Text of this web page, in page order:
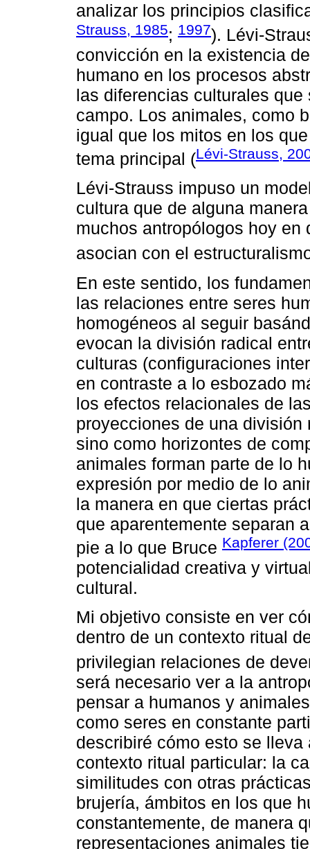
analizar los principios
Strauss, 1985; 1997). Lévi-
convicción en la existencia
humano en los procesos
las diferencias culturales
campo. Los animales, como
igual que los mitos en los
tema principal (Lévi-Strauss,
Lévi-Strauss impuso un
cultura que de alguna
muchos antropólogos hoy
asocian con el
En este sentido, los
las relaciones entre seres
homogéneos al seguir
evocan la división radical
culturas (configuraciones
en contraste a lo esbozado
los efectos relacionales de
proyecciones de una
sino como horizontes de
animales forman parte de lo
expresión por medio de lo
la manera en que ciertas
que aparentemente separan
pie a lo que Bruce Kapferer
potencialidad creativa y
cultural.
Mi objetivo consiste en ver
dentro de un contexto ritual
privilegian relaciones de
será necesario ver a la
pensar a humanos y
como seres en constante
describiré cómo esto se
contexto ritual particular: la
similitudes con otras
brujería, ámbitos en los que
constantemente, de manera
representaciones animales